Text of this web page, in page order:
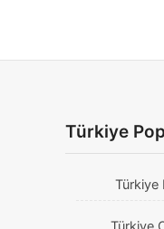
Türkiye
Türkiye